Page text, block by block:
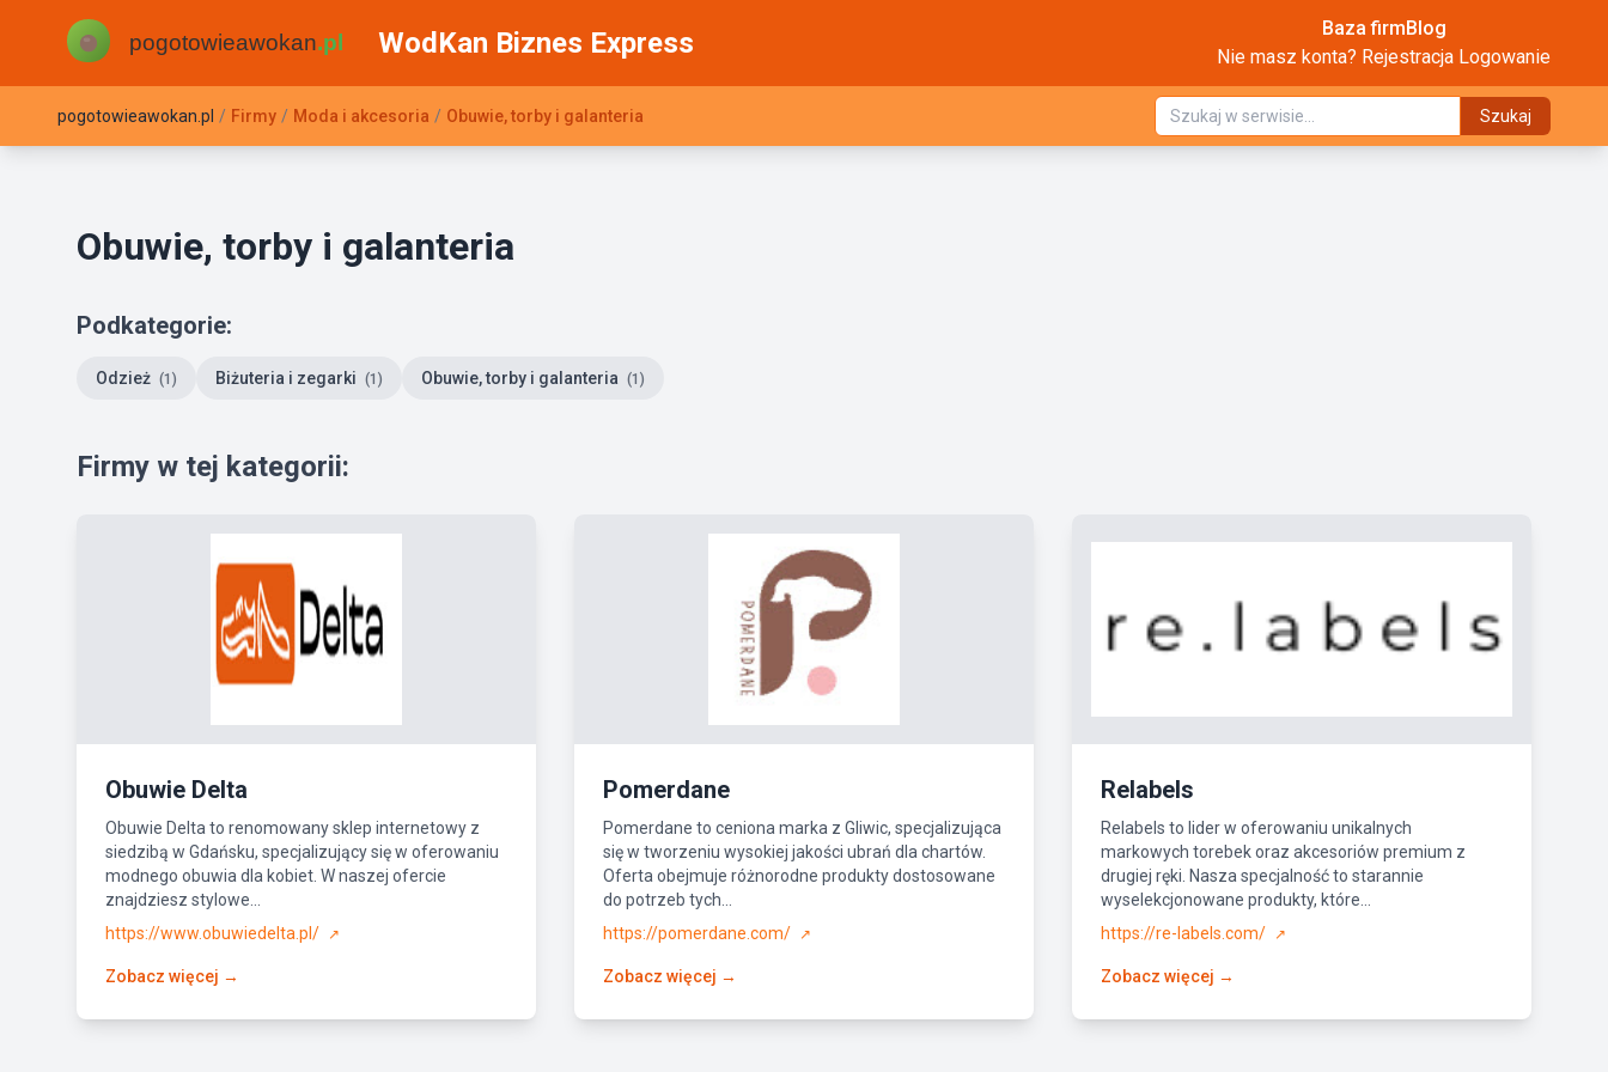
WodKan Biznes Express Baza firmBlog
Nie masz konta? Rejestracja Logowanie
pogotowieawokan.pl / Firmy / Moda i akcesoria / Obuwie, torby i galanteria Szukaj
Obuwie, torby i galanteria
Podkategorie:
Odzież (1) Biżuteria i zegarki (1) Obuwie, torby i galanteria (1)
Firmy w tej kategorii:
Obuwie Delta
Obuwie Delta to renomowany sklep internetowy z
siedzibą w Gdańsku, specjalizujący się w oferowaniu
modnego obuwia dla kobiet. W naszej ofercie
znajdziesz stylowe...
https://www.obuwiedelta.pl/
↗
Zobacz więcej →
Pomerdane
Pomerdane to ceniona marka z Gliwic, specjalizująca
się w tworzeniu wysokiej jakości ubrań dla chartów.
Oferta obejmuje różnorodne produkty dostosowane
do potrzeb tych...
https://pomerdane.com/
↗
Zobacz więcej →
Relabels
Relabels to lider w oferowaniu unikalnych
markowych torebek oraz akcesoriów premium z
drugiej ręki. Nasza specjalność to starannie
wyselekcjonowane produkty, które...
https://re-labels.com/
↗
Zobacz więcej →